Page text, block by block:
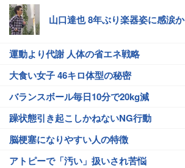
山口達也 8年ぶり楽器姿に感涙か
運動より代謝 人体の省エネ戦略
大食い女子 46キロ体型の秘密
バランスボール毎日10分で20kg減
躁状態引き起こしかねないNG行動
脳梗塞になりやすい人の特徴
アトピーで「汚い」扱いされ苦悩